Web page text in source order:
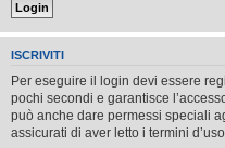
ISCRIVITI
Per eseguire il login devi essere
pochi secondi e garantisce
può anche dare permessi speciali
assicurati di aver letto i termini